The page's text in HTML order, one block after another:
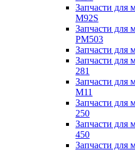
Запчасти для
M92S
Запчасти для
PM503
Запчасти для
Запчасти для
281
Запчасти для
M11
Запчасти для
250
Запчасти для
450
Запчасти для